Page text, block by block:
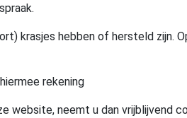
krasjes hebben of hersteld
rekening
website, neemt u dan vrijblijvend